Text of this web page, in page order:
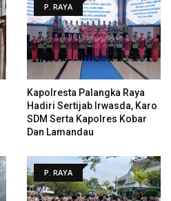
P. RAYA
Kapolresta Palangka Raya
Hadiri Sertijab Irwasda, Karo
SDM Serta Kapolres Kobar
Dan Lamandau
P. RAYA